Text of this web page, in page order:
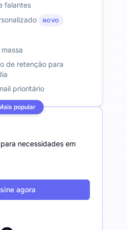
falantes
NOVO
de retenção para
prioritário
popular
necessidades em
agora